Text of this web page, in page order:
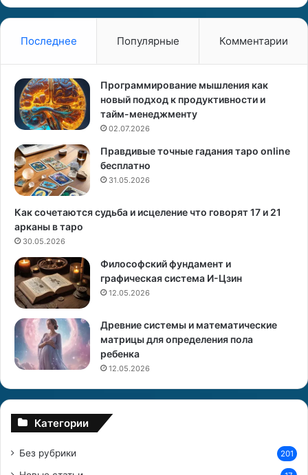
г
о
и
д
р
к
и
а
Последнее Популярные Комментарии
Программирование мышления как
новый подход к продуктивности и
тайм-менеджменту
02.07.2026
Правдивые точные гадания таро online
бесплатно
31.05.2026
Как сочетаются судьба и исцеление что говорят 17 и 21
арканы в таро
30.05.2026
Философский фундамент и
графическая система И-Цзин
12.05.2026
Древние системы и математические
матрицы для определения пола
ребенка
12.05.2026
Категории
Без рубрики 201